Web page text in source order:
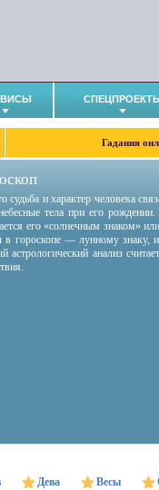
Гадания
судьба и характер человека
тела при его
его «солнечным знаком»
гороскопе — лунному знаку,
астрологический анализ
Дева Весы